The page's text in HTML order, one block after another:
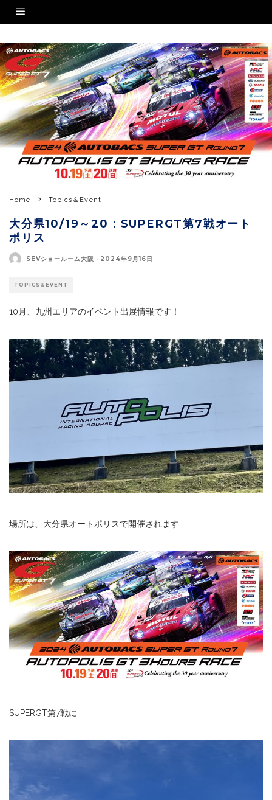
Home Topics＆Event
大分県10/19～20：SUPERGT第7戦オート
ポリス
SEVショールーム大阪 · 2024年9月16日
TOPICS＆EVENT
10月、九州エリアのイベント出展情報です！
場所は、大分県オートポリスで開催されます
SUPERGT第7戦に